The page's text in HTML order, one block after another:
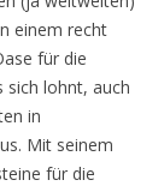
einem recht
für die
sich lohnt, auch
in
Mit seinem
für die